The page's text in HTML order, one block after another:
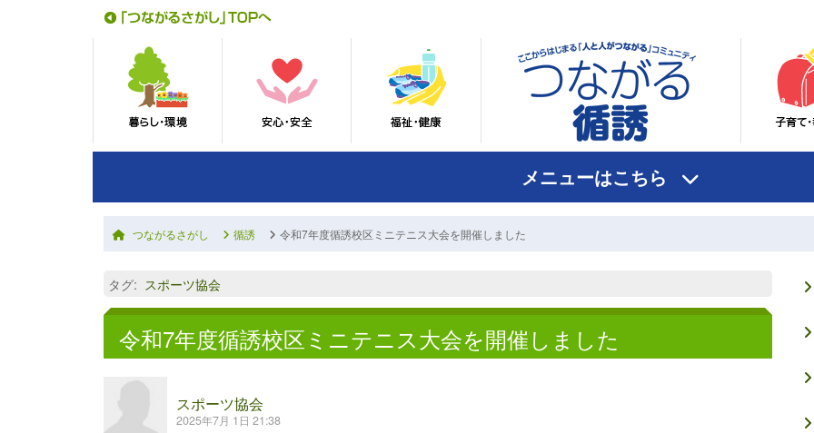
メニューはこちら
つながるさがし 循誘 令和7年度循誘校区ミニテニス大会を開催しました
タグ: スポーツ協会
令和7年度循誘校区ミニテニス大会を開催しました
スポーツ協会
2025年7月 1日 21:38